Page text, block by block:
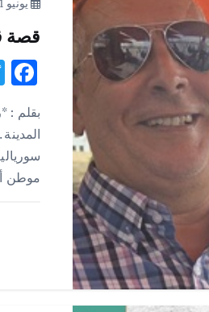
قصة
acبقلم :
موطن